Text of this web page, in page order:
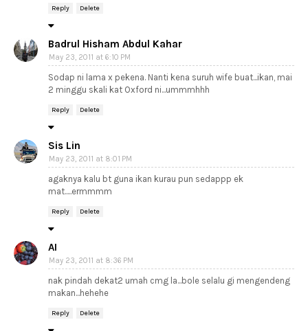
Reply Delete
Badrul Hisham Abdul Kahar
May 23, 2011 at 6:10 PM
Sodap ni lama x pekena. Nanti kena suruh wife buat...ikan, mai
2 minggu skali kat Oxford ni...ummmhhh
Reply Delete
Sis Lin
May 23, 2011 at 8:01 PM
agaknya kalu bt guna ikan kurau pun sedappp ek
mat.....ermmmm
Reply Delete
AI
May 23, 2011 at 8:36 PM
nak pindah dekat2 umah cmg la...bole selalu gi mengendeng
makan...hehehe
Reply Delete